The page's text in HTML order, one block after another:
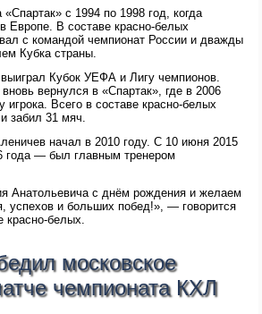
с 1994 по 1998 год, когда
Европе. В составе красно-белых
с командой чемпионат России и дважды
Кубка страны.
Кубок УЕФА и Лигу чемпионов.
вернулся в «Спартак», где в 2006
игрока. Всего в составе красно-белых
забил 31 мяч.
начал в 2010 году. С 10 июня 2015
года — был главным тренером
Анатольевича с днём рождения и желаем
успехов и больших побед!», — говорится
красно-белых.
московское
чемпионата КХЛ